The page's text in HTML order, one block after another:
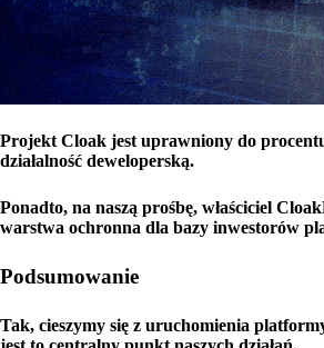
Projekt Cloak jest uprawniony do
działalność deweloperską.
Ponadto, na naszą prośbę, właściciel
warstwa ochronna dla bazy inwestorów
Podsumowanie
Tak, cieszymy się z uruchomienia